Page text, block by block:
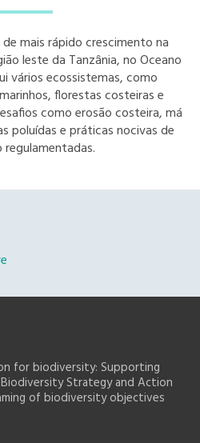
mais rápido crescimento na
leste da Tanzânia, no Oceano
vários ecossistemas, como
florestas costeiras e
como erosão costeira, má
poluídas e práticas nocivas de
regulamentadas.
for biodiversity: Supporting
Strategy and Action
of biodiversity objectives